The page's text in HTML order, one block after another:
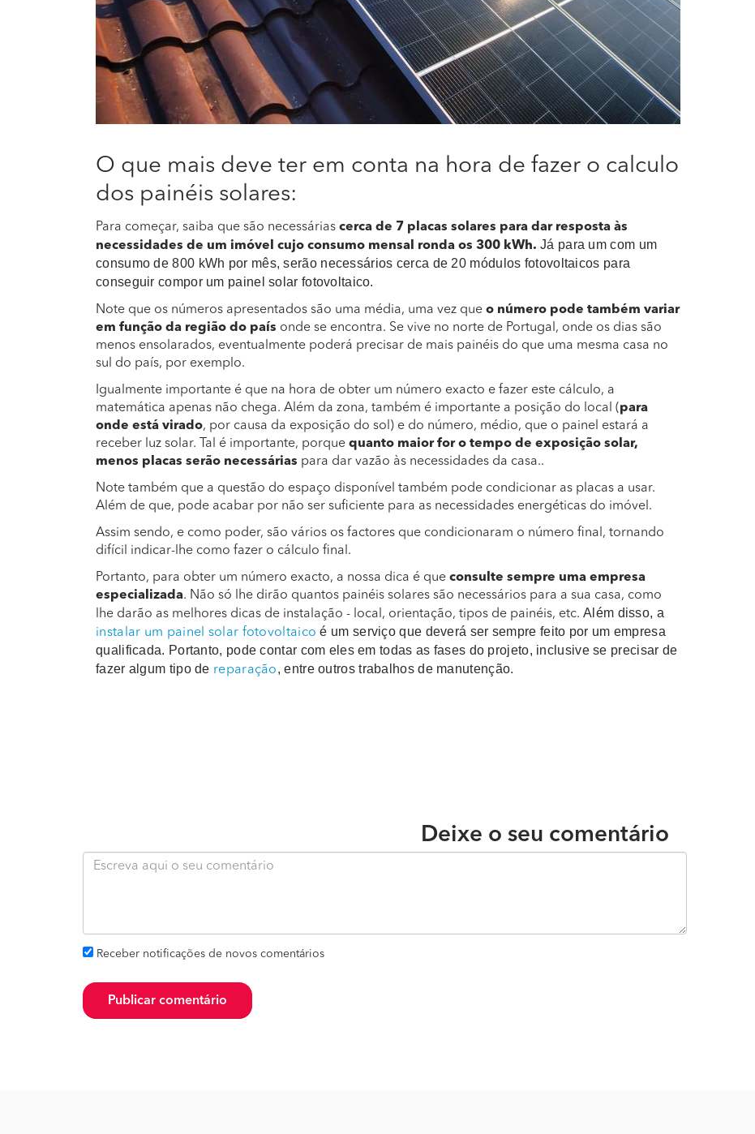
O que mais deve ter em conta na hora de fazer o calculo
dos painéis solares:
Para começar, saiba que são necessárias cerca de 7 placas solares para dar resposta às
necessidades de um imóvel cujo consumo mensal ronda os 300 kWh. Já para um com um
consumo de 800 kWh por mês, serão necessários cerca de 20 módulos fotovoltaicos para
conseguir compor um painel solar fotovoltaico.
Note que os números apresentados são uma média, uma vez que o número pode também variar
em função da região do país onde se encontra. Se vive no norte de Portugal, onde os dias são
menos ensolarados, eventualmente poderá precisar de mais painéis do que uma mesma casa no
sul do país, por exemplo.
Igualmente importante é que na hora de obter um número exacto e fazer este cálculo, a
matemática apenas não chega. Além da zona, também é importante a posição do local (para
onde está virado, por causa da exposição do sol) e do número, médio, que o painel estará a
receber luz solar. Tal é importante, porque quanto maior for o tempo de exposição solar,
menos placas serão necessárias para dar vazão às necessidades da casa..
Note também que a questão do espaço disponível também pode condicionar as placas a usar.
Além de que, pode acabar por não ser suficiente para as necessidades energéticas do imóvel.
Assim sendo, e como poder, são vários os factores que condicionaram o número final, tornando
difícil indicar-lhe como fazer o cálculo final.
Portanto, para obter um número exacto, a nossa dica é que consulte sempre uma empresa
especializada. Não só lhe dirão quantos painéis solares são necessários para a sua casa, como
lhe darão as melhores dicas de instalação - local, orientação, tipos de painéis, etc. Além disso, a
instalar um painel solar fotovoltaico é um serviço que deverá ser sempre feito por um empresa
qualificada. Portanto, pode contar com eles em todas as fases do projeto, inclusive se precisar de
fazer algum tipo de reparação, entre outros trabalhos de manutenção.
Deixe o seu comentário
Receber notificações de novos comentários
Publicar comentário